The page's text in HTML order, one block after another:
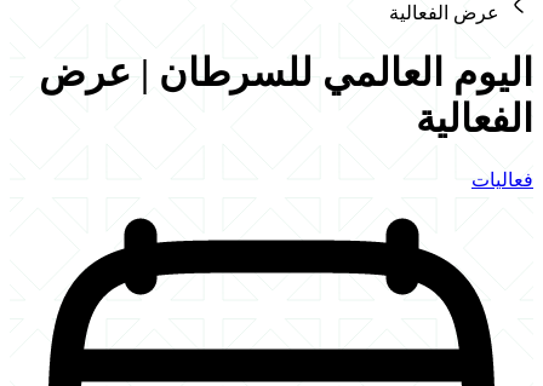
عرض الفعالية
اليوم العالمي للسرطان | عرض
الفعالية
فعاليات